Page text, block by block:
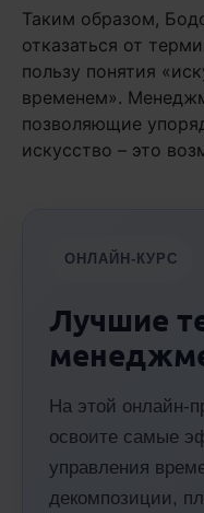
Таким образом,
отказаться от
пользу понятия
временем».
позволяющие
искусство – это
ОНЛАЙН-КУРС
Лучшие
На этой онлайн-
освоите самые
управления
декомпозиции,